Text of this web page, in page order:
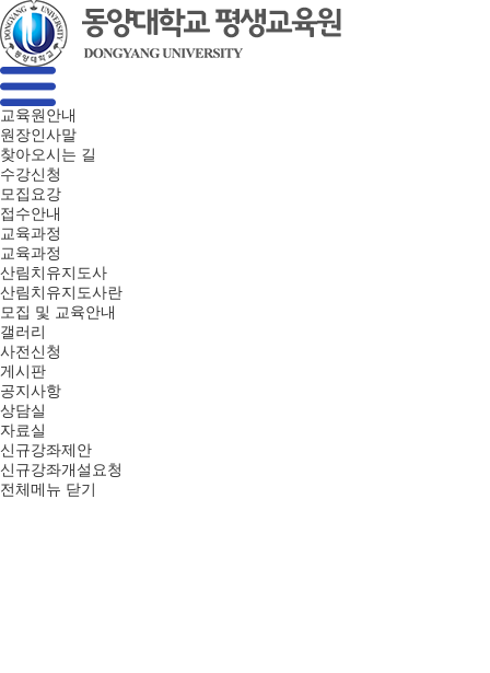
교육원안내
원장인사말
찾아오시는 길
수강신청
모집요강
접수안내
교육과정
교육과정
산림치유지도사
산림치유지도사란
모집 및 교육안내
갤러리
사전신청
게시판
공지사항
상담실
자료실
신규강좌제안
신규강좌개설요청
전체메뉴 닫기